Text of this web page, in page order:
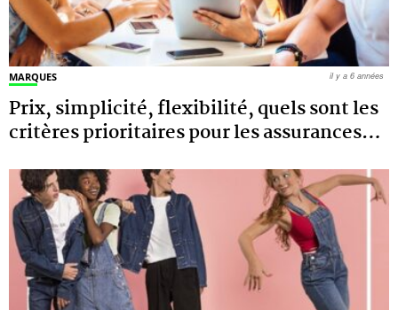
MARQUES
Prix, simplicité, flexibilité, quels sont les
critères prioritaires pour les assurances…
il y a 6 années